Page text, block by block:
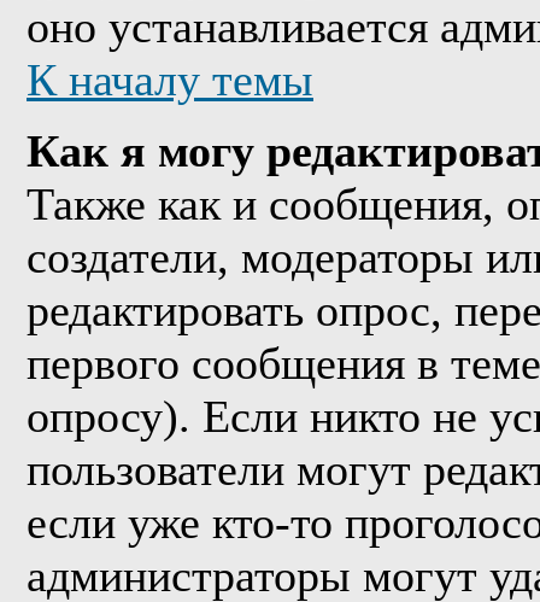
оно устанавливается
К началу темы
Как я могу
Также как и сообщения,
создатели, модераторы
редактировать опрос,
первого сообщения в
опросу). Если никто не
пользователи могут
если уже кто-то
администраторы могут